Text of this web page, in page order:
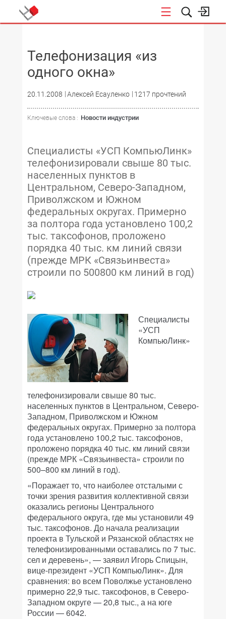
Телефонизация «из
одного окна»
20.11.2008 Алексей Есауленко 1217 прочтений
Ключевые слова : Новости индустрии
Специалисты «УСП КомпьюЛинк»
телефонизировали свыше 80 тыс.
населенных пунктов в
Центральном, Северо-Западном,
Приволжском и Южном
федеральных округах. Примерно
за полтора года установлено 100,2
тыс. таксофонов, проложено
порядка 40 тыс. км линий связи
(прежде МРК «Связьинвеста»
строили по 500800 км линий в год)
Специалисты
«УСП
КомпьюЛинк»
телефонизировали свыше 80 тыс.
населенных пунктов в Центральном, Северо-
Западном, Приволжском и Южном
федеральных округах. Примерно за полтора
года установлено 100,2 тыс. таксофонов,
проложено порядка 40 тыс. км линий связи
(прежде МРК «Связьинвеста» строили по
500–800 км линий в год).
«Поражает то, что наиболее отсталыми с
точки зрения развития коллективной связи
оказались регионы Центрального
федерального округа, где мы установили 49
тыс. таксофонов. До начала реализации
проекта в Тульской и Рязанской областях не
телефонизированными оставались по 7 тыс.
сел и деревень», — заявил Игорь Спицын,
вице-президент «УСП КомпьюЛинк». Для
сравнения: во всем Поволжье установлено
примерно 22,9 тыс. таксофонов, в Северо-
Западном округе — 20,8 тыс., а на юге
России — 6042.